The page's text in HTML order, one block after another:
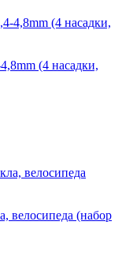
(4 насадки,
велосипеда (набор